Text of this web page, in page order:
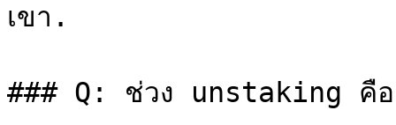
เขา.
### Q: ช่วง unstaking คือ